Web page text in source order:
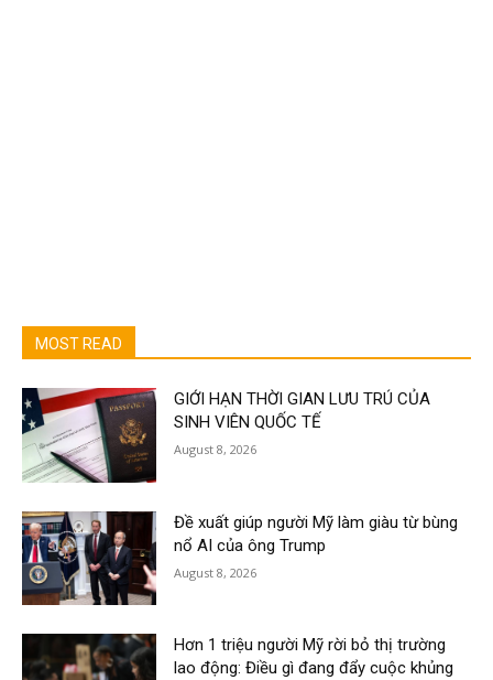
MOST READ
GIỚI HẠN THỜI GIAN LƯU TRÚ CỦA
SINH VIÊN QUỐC TẾ
August 8, 2026
Đề xuất giúp người Mỹ làm giàu từ bùng
nổ AI của ông Trump
August 8, 2026
Hơn 1 triệu người Mỹ rời bỏ thị trường
lao động: Điều gì đang đẩy cuộc khủng